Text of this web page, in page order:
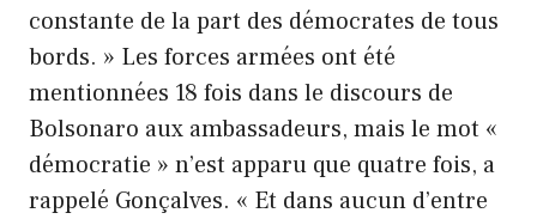
constante de la part des démocrates de tous
bords. » Les forces armées ont été
mentionnées 18 fois dans le discours de
Bolsonaro aux ambassadeurs, mais le mot «
démocratie » n’est apparu que quatre fois, a
rappelé Gonçalves. « Et dans aucun d’entre